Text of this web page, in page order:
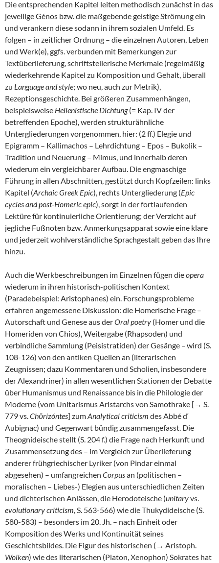
Die entsprechenden Kapitel leiten methodisch zunächst in das
jeweilige Génos bzw. die maßgebende geistige Strömung ein
und verankern diese sodann in ihrem sozialen Umfeld. Es
folgen – in zeitlicher Ordnung – die einzelnen Autoren, Leben
und Werk(e), ggfs. verbunden mit Bemerkungen zur
Textüberlieferung, schriftstellerische Merkmale (regelmäßig
wiederkehrende Kapitel zu Komposition und Gehalt, überall
zu Language and style; wo neu, auch zur Metrik),
Rezeptionsgeschichte. Bei größeren Zusammenhängen,
beispielsweise Hellenistische Dichtung(= Kap. IV der
betreffenden Epoche), werden strukturähnliche
Untergliederungen vorgenommen, hier: (2 ff.) Elegie und
Epigramm – Kallimachos – Lehrdichtung – Epos – Bukolik –
Tradition und Neuerung – Mimus, und innerhalb deren
wiederum ein vergleichbarer Aufbau. Die engmaschige
Führung in allen Abschnitten, gestützt durch Kopfzeilen: links
Kapitel (Archaic Greek Epic), rechts Untergliederung (Epic
cycles and post-Homeric epic), sorgt in der fortlaufenden
Lektüre für kontinuierliche Orientierung; der Verzicht auf
jegliche Fußnoten bzw. Anmerkungsapparat sowie eine klare
und jederzeit wohlverständliche Sprachgestalt geben das Ihre
hinzu.
Auch die Werkbeschreibungen im Einzelnen fügen dieopera
wiederum in ihren historisch-politischen Kontext
(Paradebeispiel: Aristophanes) ein. Forschungsprobleme
erfahren angemessene Diskussion: die Homerische Frage –
Autorschaft und Genese aus derOral poetry (Homer und die
Homeriden von Chios), Weitergabe (Rhapsoden) und
verbindliche Sammlung (Peisistratiden) der Gesänge –wird (S.
108-126) von den antiken Quellen an (literarischen
Zeugnissen; dazu Kommentaren und Scholien, insbesondere
der Alexandriner) in allen wesentlichen Stationen der Debatte
über Humanismus und Renaissance bis in die Philologie der
Moderne (vom Unitarismus Aristarchs von Samothrake [→ S.
779 vs.Chōrizóntes] zumAnalytical criticism des Abbé d‘
Aubignac) und Gegenwart bündig zusammengefasst. Die
Theognideische stellt (S. 204 f.) die Frage nach Herkunft und
Zusammensetzung des – im Vergleich zur Überlieferung
anderer frühgriechischer Lyriker (von Pindar einmal
abgesehen) – umfangreichen Corpusan (politischen –
moralischen – Liebes-) Elegien aus unterschiedlichen Zeiten
und dichterischen Anlässen, die Herodoteische (unitaryvs.
evolutionary criticism, S. 563-566) wie die Thukydideische (S.
580-583) – besonders im 20. Jh. – nach Einheit oder
Komposition des Werks und Kontinuität seines
Geschichtsbildes. Die Figur des historischen (→ Aristoph.
Wolken) wie des literarischen (Platon, Xenophon) Sokrates hat